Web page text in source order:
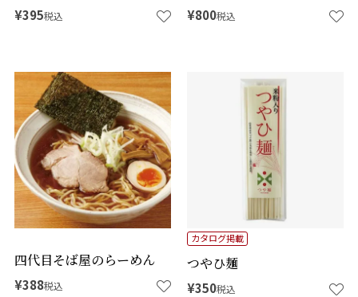
¥395税込 ¥800税込
四代目そば屋のらーめん
¥388税込
つやひ麺
カタログ掲載
¥350税込